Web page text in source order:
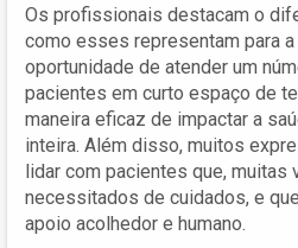
Os profissionais destacam o
como esses representam para
oportunidade de atender um
pacientes em curto espaço de
maneira eficaz de impactar a
inteira. Além disso, muitos
lidar com pacientes que,
necessitados de cuidados, e
apoio acolhedor e humano.